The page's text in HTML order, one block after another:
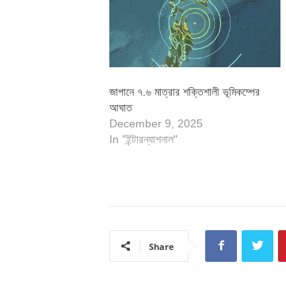
জাপানে ৭.৬ মাত্রার শক্তিশালী ভূমিকম্পের
আঘাত
December 9, 2025
In "ইন্টারন্যাশনাল"
Share